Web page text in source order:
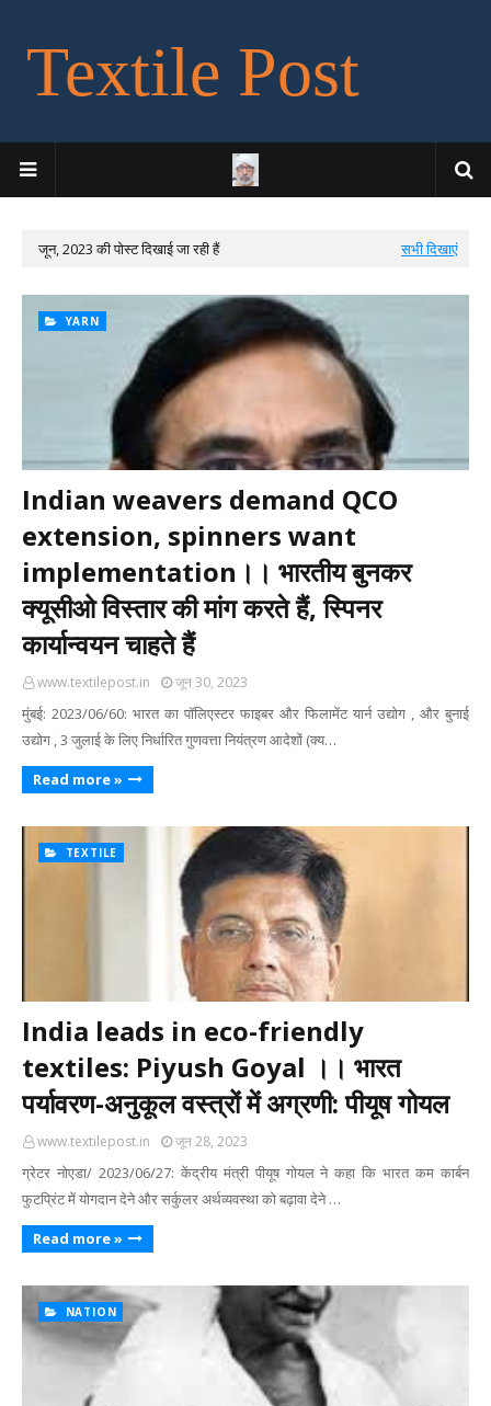
Textile Post
जून, 2023 की पोस्ट दिखाई जा रही हैं सभी दिखाएं
YARN
Indian weavers demand QCO
extension, spinners want
implementation।। भारतीय बुनकर
क्यूसीओ विस्तार की मांग करते हैं, स्पिनर
कार्यान्वयन चाहते हैं
www.textilepost.in जून 30, 2023
मुंबई: 2023/06/60: भारत का पॉलिएस्टर फाइबर और फिलामेंट यार्न उद्योग , और बुनाई
उद्योग , 3 जुलाई के लिए निर्धारित गुणवत्ता नियंत्रण आदेशों (क्य…
Read more »
TEXTILE
India leads in eco-friendly
textiles: Piyush Goyal ।। भारत
पर्यावरण-अनुकूल वस्त्रों में अग्रणी: पीयूष गोयल
www.textilepost.in जून 28, 2023
ग्रेटर नोएडा/ 2023/06/27: केंद्रीय मंत्री पीयूष गोयल ने कहा कि भारत कम कार्बन
फुटप्रिंट में योगदान देने और सर्कुलर अर्थव्यवस्था को बढ़ावा देने …
Read more »
NATION